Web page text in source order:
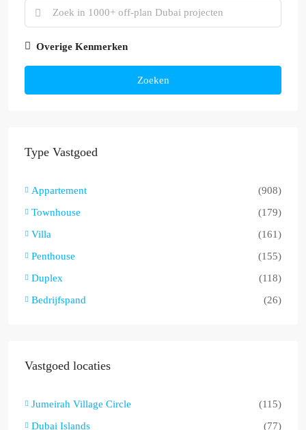
Overige Kenmerken
Zoeken
Type Vastgoed
Appartement
(908)
Townhouse
(179)
Villa
(161)
Penthouse
(155)
Duplex
(118)
Bedrijfspand
(26)
Vastgoed locaties
Jumeirah Village Circle
(115)
Dubai Islands
(77)